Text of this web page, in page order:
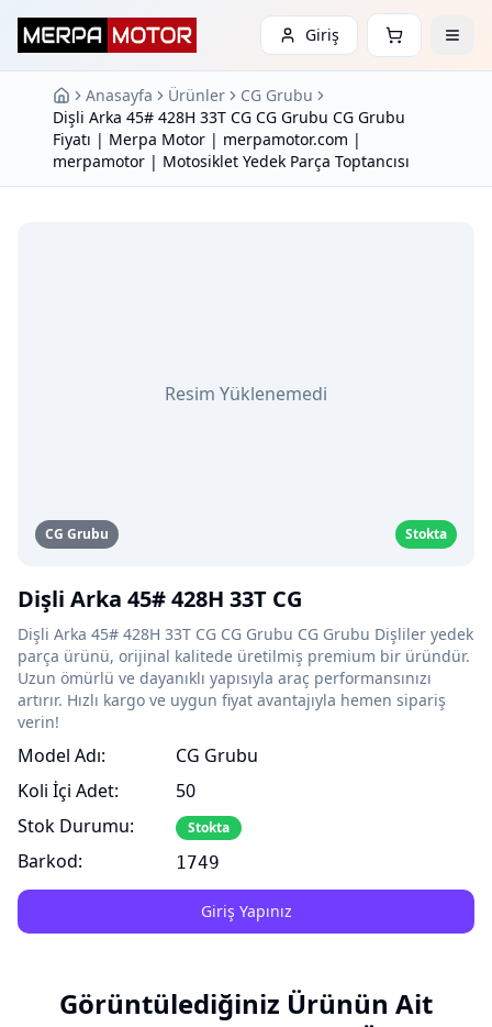
Giriş
Anasayfa Ürünler
CG Grubu
Dişli Arka 45# 428H 33T CG CG Grubu CG Grubu
Fiyatı | Merpa Motor | merpamotor.com |
merpamotor | Motosiklet Yedek Parça Toptancısı
CG Grubu Stokta
Resim Yüklenemedi
Dişli Arka 45# 428H 33T CG
Dişli Arka 45# 428H 33T CG CG Grubu CG Grubu Dişliler yedek
parça ürünü, orijinal kalitede üretilmiş premium bir üründür.
Uzun ömürlü ve dayanıklı yapısıyla araç performansınızı
artırır. Hızlı kargo ve uygun fiyat avantajıyla hemen sipariş
verin!
Model Adı:
Koli İçi Adet:
Stok Durumu:
Barkod:
CG Grubu
50
Stokta
1749
Giriş Yapınız
Görüntülediğiniz Ürünün Ait